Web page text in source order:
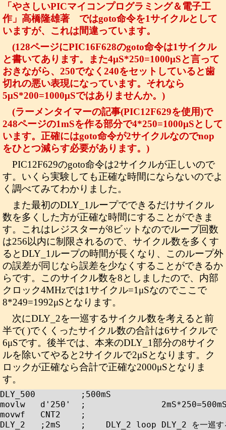
「やさしいPICマイコンプログラミング＆電子工
作」高橋隆雄著 ではgoto命令を1サイクルとして
いますが、これは間違っています。
(128ページにPIC16F628のgoto命令は1サイクル
と書いてあります。また4μS*250=1000μSと言って
おきながら、250でなく240をセットしていると歯
切れの悪い表現になっています。それなら
5μS*200=1000μSではありませんか。)
(ラーメンタイマーの記事(PIC12F629を使用)で
248ページの1mSを作る部分で4*250=1000μSとして
います。正確にはgoto命令が2サイクルなのでnop
をひとつ減らす必要があります。)
PIC12F629のgoto命令は2サイクルが正しいので
す。いくら実験しても正確な時間にならないのでよ
く調べてみてわかりました。
また最初のDLY_1ループでできるだけサイクル
数を多くした方が正確な時間にすることができま
す。これはレジスターが8ビットなのでループ回数
は256以内に制限されるので、サイクル数を多くす
るとDLY_1ループの時間が長くなり、このループ外
の誤差が同じなら誤差を少なくすることができるか
らです。このサイクル数を8としましたので、内部
クロック4MHzでは1サイクル=1μSなのでここで
8*249=1992μSとなります。
次にDLY_2を一巡するサイクル数を考えると前
半で( )でくくったサイクル数の合計は6サイクルで
6μSです。後半では、本来のDLY_1部分の8サイク
ルを除いてやると2サイクルで2μSとなります。ク
ロックが正確なら合計で正確な2000μSとなりま
す。
DLY_500		;500mS
movlw	d'250'	;		2mS*250=500mS
movwf	CNT2	;
DLY_2	;2mS	;    DLY_2 loop	DLY_2 を一巡する時間 6+ 8*249 +2=2000μS